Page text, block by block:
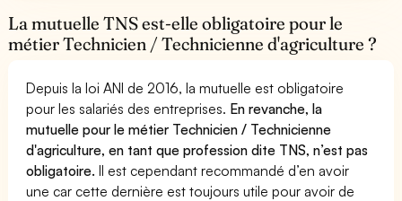
La mutuelle TNS est-elle obligatoire pour le
métier Technicien / Technicienne d'agriculture ?
Depuis la loi ANI de 2016, la mutuelle est obligatoire
pour les salariés des entreprises. En revanche, la
mutuelle pour le métier Technicien / Technicienne
d'agriculture, en tant que profession dite TNS, n’est pas
obligatoire.Il est cependant recommandé d’en avoir
une car cette dernière est toujours utile pour avoir de